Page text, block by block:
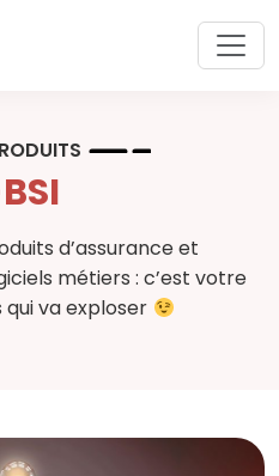
d’assurance et
métiers : c’est votre
va exploser